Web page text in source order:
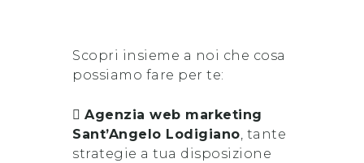
Scopri insieme a noi che cosa
possiamo fare per te:
Agenzia web marketing
Sant’Angelo Lodigiano , tante
strategie a tua disposizione